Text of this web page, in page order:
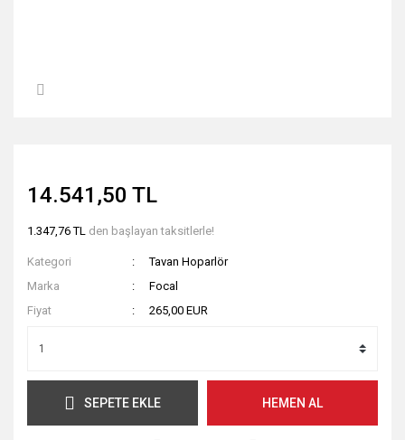
14.541,50 TL
1.347,76 TL den başlayan taksitlerle!
Kategori
Tavan Hoparlör
Marka
Focal
Fiyat
265,00 EUR
SEPETE EKLE HEMEN AL